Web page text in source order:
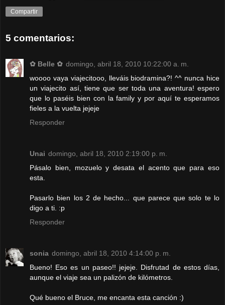
Compartir
5 comentarios:
✿ Belle ✿ domingo, abril 18, 2010 10:22:00 a. m.
woooo vaya viajecitooo, lleváis biodramina?! ^^ nunca hice
un viajecito así, tiene que ser toda una aventura! espero
que lo paséis bien con la family y por aquí te esperamos
fieles a la vuelta jejeje
Responder
Unai domingo, abril 18, 2010 2:19:00 p. m.
Pásalo bien, mozuelo y desata el acento que para eso
esta.
Pasarlo bien los 2 de hecho... que parece que solo te lo
digo a ti. :p
Responder
sonia domingo, abril 18, 2010 4:14:00 p. m.
Bueno! Eso es un paseo!! jejeje. Disfrutad de estos días,
aunque el viaje sea un palizón de kilómetros.
Qué bueno el Bruce, me encanta esta canción :)